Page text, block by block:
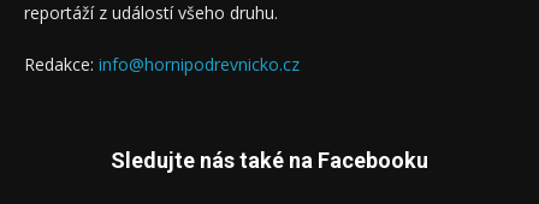
reportáží z událostí všeho druhu.
Redakce: info@hornipodrevnicko.cz
Sledujte nás také na Facebooku